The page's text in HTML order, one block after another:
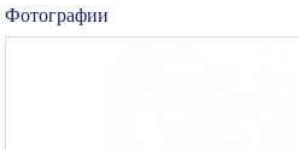
Фотографии